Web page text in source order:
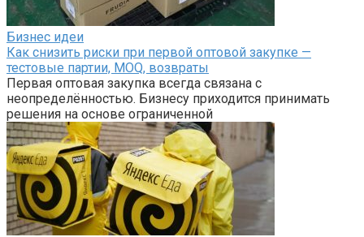
Бизнес идеи
Как снизить риски при первой оптовой закупке —
тестовые партии, MOQ, возвраты
Первая оптовая закупка всегда связана с
неопределённостью. Бизнесу приходится принимать
решения на основе ограниченной